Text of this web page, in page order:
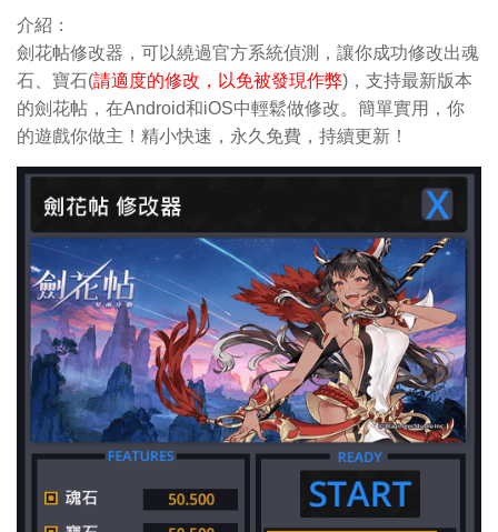
介紹：
劍花帖修改器，可以繞過官方系統偵測，讓你成功修改出魂
石、寶石(請適度的修改，以免被發現作弊)，支持最新版本
的劍花帖，在Android和iOS中輕鬆做修改。簡單實用，你
的遊戲你做主！精小快速，永久免費，持續更新！